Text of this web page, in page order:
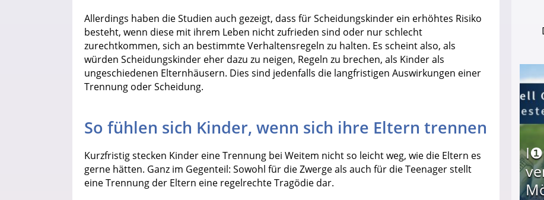
Allerdings haben die Studien auch gezeigt, dass für Scheidungskinder ein erhöhtes Risiko
besteht, wenn diese mit ihrem Leben nicht zufrieden sind oder nur schlecht
zurechtkommen, sich an bestimmte Verhaltensregeln zu halten. Es scheint also, als
würden Scheidungskinder eher dazu zu neigen, Regeln zu brechen, als Kinder als
ungeschiedenen Elternhäusern. Dies sind jedenfalls die langfristigen Auswirkungen einer
Trennung oder Scheidung.
So fühlen sich Kinder, wenn sich ihre Eltern trennen
Kurzfristig stecken Kinder eine Trennung bei Weitem nicht so leicht weg, wie die Eltern es
gerne hätten. Ganz im Gegenteil: Sowohl für die Zwerge als auch für die Teenager stellt
eine Trennung der Eltern eine regelrechte Tragödie dar.